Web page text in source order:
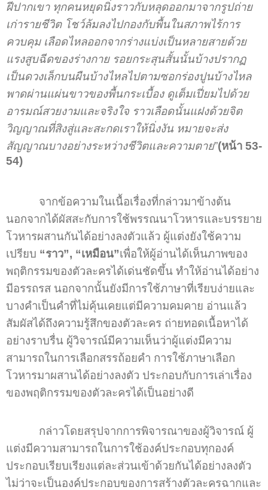
ฝีปากเขา ทุกคนหยุดนิ่งราวกับหลุดออกมาจากรูปถ่าย
เก่ารายชีวิต โชว์ล้มลงไปกองกับพื้นในสภาพไร้การ
ควบคุม เลือดไหลออกจากร่างแบ่งเป็นหลายสายด้วย
แรงสูบฉีดของร่างกาย รอยกระสุนสั้นนั้นบ้างปรากฏ
เป็นดวงเล็กบนผืนบ้างไหลไปตามซอกร่องปูนบ้างไหล
พาดผ่านแผ่นขาวของพื้นกระเบื้อง ดูเต็มเปี่ยมไปด้วย
อารมณ์สวยงามและจริงใจ ราวเลือดนั้นแฝงด้วยจิต
วิญญาณที่สิงสู่และสะกดเราให้นิ่งงัน หมายจะส่ง
สัญญาณบางอย่างระหว่างชีวิตและความตาย”(หน้า 53-
54)
จากข้อความในเนื้อเรื่องที่กล่าวมาข้างต้น
นอกจากได้ผัสสะกับการใช้พรรณนาโวหารและบรรยาย
โวหารผสานกันได้อย่างลงตัวแล้ว ผู้แต่งยังใช้ความ
เปรียบ “ราว”, “เหมือน”เพื่อให้ผู้อ่านได้เห็นภาพของ
พฤติกรรมของตัวละครได้เด่นชัดขึ้น ทำให้อ่านได้อย่าง
มีอรรถรส นอกจากนั้นยังมีการใช้ภาษาที่เรียบง่ายและ
บางคำเป็นคำที่ไม่คุ้นเคยแต่มีความคมคาย อ่านแล้ว
สัมผัสได้ถึงความรู้สึกของตัวละคร ถ่ายทอดเนื้อหาได้
อย่างราบรื่น ผู้วิจารณ์มีความเห็นว่าผู้แต่งมีความ
สามารถในการเลือกสรรถ้อยคำ การใช้ภาษาเลือก
โวหารมาผสานได้อย่างลงตัว ประกอบกับการเล่าเรื่อง
ของพฤติกรรมของตัวละครได้เป็นอย่างดี
กล่าวโดยสรุปจากการพิจารณาของผู้วิจารณ์ ผู้
แต่งมีความสามารถในการใช้องค์ประกอบทุกองค์
ประกอบเรียบเรียงแต่ละส่วนเข้าด้วยกันได้อย่างลงตัว
ไม่ว่าจะเป็นองค์ประกอบของการสร้างตัวละครฉากและ